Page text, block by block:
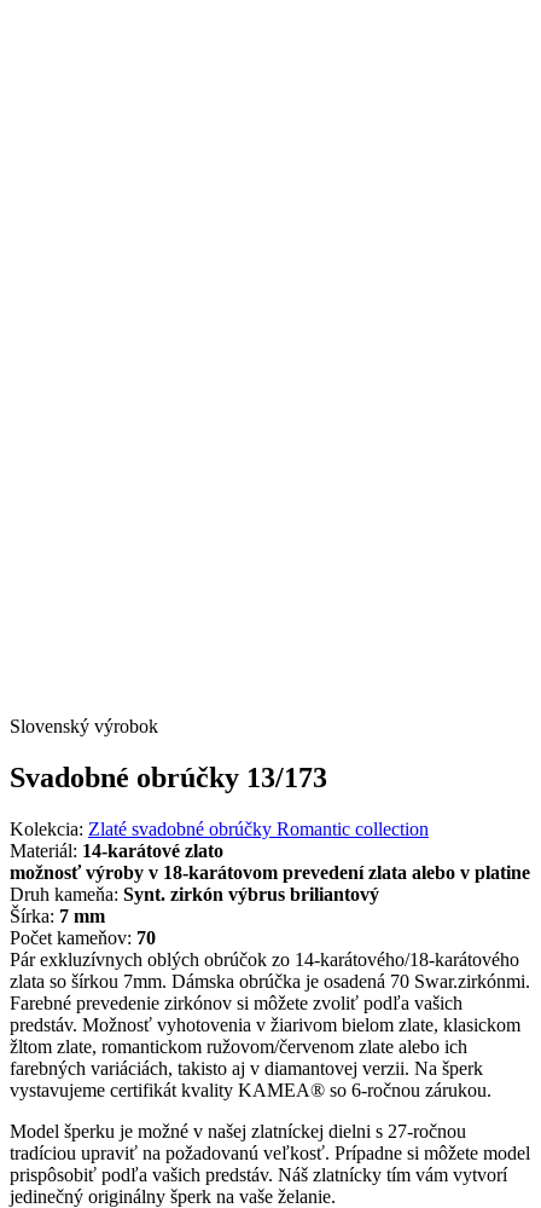
Slovenský výrobok
Svadobné obrúčky 13/173
Kolekcia: Zlaté svadobné obrúčky Romantic collection
Materiál: 14-karátové zlato
možnosť výroby v 18-karátovom prevedení zlata alebo v platine
Druh kameňa: Synt. zirkón výbrus briliantový
Šírka: 7 mm
Počet kameňov: 70
Pár exkluzívnych oblých obrúčok zo 14-karátového/18-karátového
zlata so šírkou 7mm. Dámska obrúčka je osadená 70 Swar.zirkónmi.
Farebné prevedenie zirkónov si môžete zvoliť podľa vašich
predstáv. Možnosť vyhotovenia v žiarivom bielom zlate, klasickom
žltom zlate, romantickom ružovom/červenom zlate alebo ich
farebných variáciách, takisto aj v diamantovej verzii. Na šperk
vystavujeme certifikát kvality KAMEA® so 6-ročnou zárukou.
Model šperku je možné v našej zlatníckej dielni s 27-ročnou
tradíciou upraviť na požadovanú veľkosť. Prípadne si môžete model
prispôsobiť podľa vašich predstáv. Náš zlatnícky tím vám vytvorí
jedinečný originálny šperk na vaše želanie.